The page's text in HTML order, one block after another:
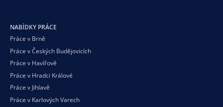
NABÍDKY PRÁCE
Práce v Brně
Práce v Českých Budějovicích
Práce v Havířově
Práce v Hradci Králové
Práce v Jihlavě
Práce v Karlových Varech